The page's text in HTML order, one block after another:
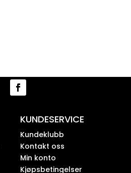
KUNDESERVICE
Kundeklubb
Kontakt oss
Min konto
Kjøpsbetingelser